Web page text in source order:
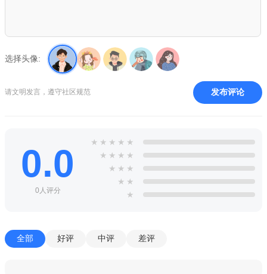
小编推荐同类软件
推荐星级 功能优势
真实停车模拟 真实物理引擎，手感一流
★★★★ 多种车型，操作简单
手动挡驾驶模拟 ★★★★ 专注手动挡，离合操作真实
手动挡操作技巧
刚接触手动挡的玩家，记住先踩离合再挂挡。起步时慢抬离
慢越好。多练习离合与油门的配合，就能轻松通关。
选择头像:
请文明发言，遵守社区规范 发布评论
0.0
0人评分
★ ★ ★ ★ ★
★ ★ ★ ★
★ ★ ★
★ ★
★
全部 好评 中评 差评